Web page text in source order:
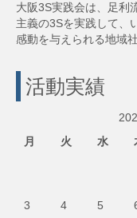
大阪3S実践会は、足利
主義の3Sを実践して、
感動を与えられる地域
活動実績
月
火 水
3 4 5